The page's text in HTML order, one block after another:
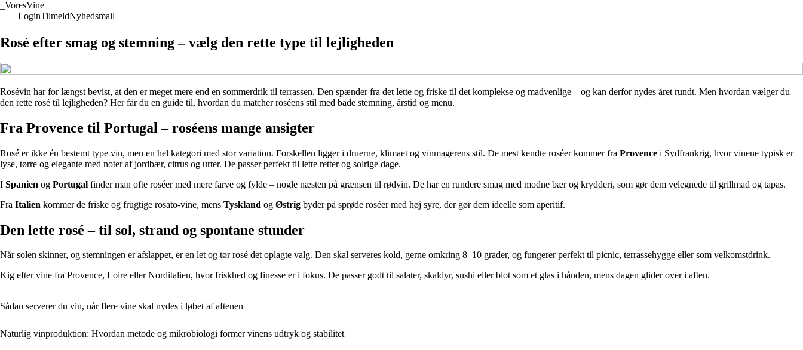
VoresVine
LoginTilmeldNyhedsmail
Rosé efter smag og stemning – vælg den rette type til lejligheden
Rosévin har for længst bevist, at den er meget mere end en sommerdrik til terrassen. Den spænder fra det lette og friske til det komplekse og madvenlige – og kan derfor nydes året rundt. Men hvordan vælger du
den rette rosé til lejligheden? Her får du en guide til, hvordan du matcher roséens stil med både stemning, årstid og menu.
Fra Provence til Portugal – roséens mange ansigter
Rosé er ikke én bestemt type vin, men en hel kategori med stor variation. Forskellen ligger i druerne, klimaet og vinmagerens stil. De mest kendte roséer kommer fra Provence i Sydfrankrig, hvor vinene typisk er
lyse, tørre og elegante med noter af jordbær, citrus og urter. De passer perfekt til lette retter og solrige dage.
I Spanien og Portugal finder man ofte roséer med mere farve og fylde – nogle næsten på grænsen til rødvin. De har en rundere smag med modne bær og krydderi, som gør dem velegnede til grillmad og tapas.
Fra Italien kommer de friske og frugtige rosato-vine, mens Tyskland og Østrig byder på sprøde roséer med høj syre, der gør dem ideelle som aperitif.
Den lette rosé – til sol, strand og spontane stunder
Når solen skinner, og stemningen er afslappet, er en let og tør rosé det oplagte valg. Den skal serveres kold, gerne omkring 8–10 grader, og fungerer perfekt til picnic, terrassehygge eller som velkomstdrink.
Kig efter vine fra Provence, Loire eller Norditalien, hvor friskhed og finesse er i fokus. De passer godt til salater, skaldyr, sushi eller blot som et glas i hånden, mens dagen glider over i aften.
Sådan serverer du vin, når flere vine skal nydes i løbet af aftenen
Naturlig vinproduktion: Hvordan metode og mikrobiologi former vinens udtryk og stabilitet